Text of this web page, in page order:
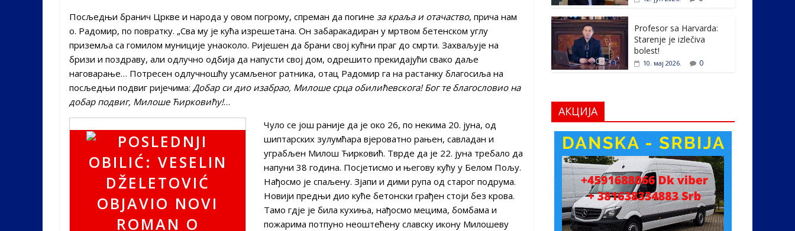
Посљедњи бранич Цркве и народа у овом погрому, спреман да погине за краља и отачаство, прича нам
о. Радомир, по повратку. „Сва му је кућа изрешетана. Он забаракадиран у мртвом бетенском углу
приземља са гомилом муниције унаоколо. Ријешен да брани свој кућни праг до смрти. Захваљује на
бризи и поздраву, али одлучно одбија да напусти свој дом, одрешито прекидајући свако даље
наговарање… Потресен одлучношћу усамљеног ратника, отац Радомир га на растанку благосиља на
посљедњи подвиг ријечима: Добар си дио изабрао, Милоше срца обилићевскога! Бог те благословио на
добар подвиг, Милоше Ћирковићу!…
Чуло се још раније да је око 26, по некима 20. јуна, од
шиптарских зулумћара вјероватно рањен, савладан и
уграбљен Милош Ћирковић. Тврде да је 22. јуна требало да
напуни 38 година. Посјетисмо и његову кућу у Белом Пољу.
Нађосмо је спаљену. Зјапи и дими рупа од старог подрума.
Новији предњи дио куће бетонски грађен стоји без крова.
Тамо гдје је била кухиња, нађосмо мецима, бомбама и
пожарима потпуно неоштећену славску икону Милошеву
Profesor sa Harvarda:
Starenje je izlečiva
bolest!
10. мај 2026. 0
АКЦИЈА